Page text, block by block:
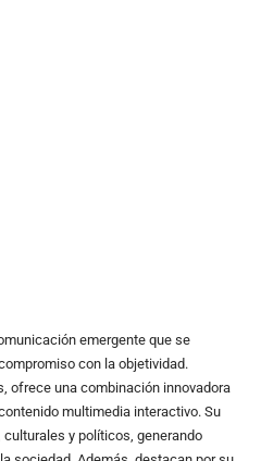
emergente que se
con la objetividad.
ofrece una combinación innovadora
multimedia interactivo. Su
y políticos, generando